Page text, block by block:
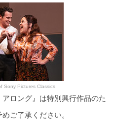
Sony Pictures Classics
アロング』は特別興行作品のた
ご了承ください。